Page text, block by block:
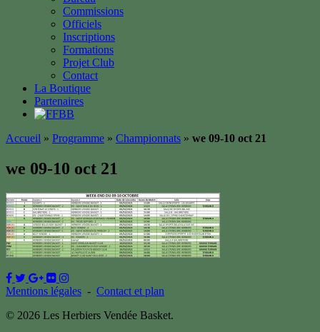
Commissions
Officiels
Inscriptions
Formations
Projet Club
Contact
La Boutique
Partenaires
Accueil » Programme » Championnats » we 09-10 oct 21
we 09-10 oct 21
Mentions légales - Contact et plan
© 2026 Les Herbiers Vendée Basket.